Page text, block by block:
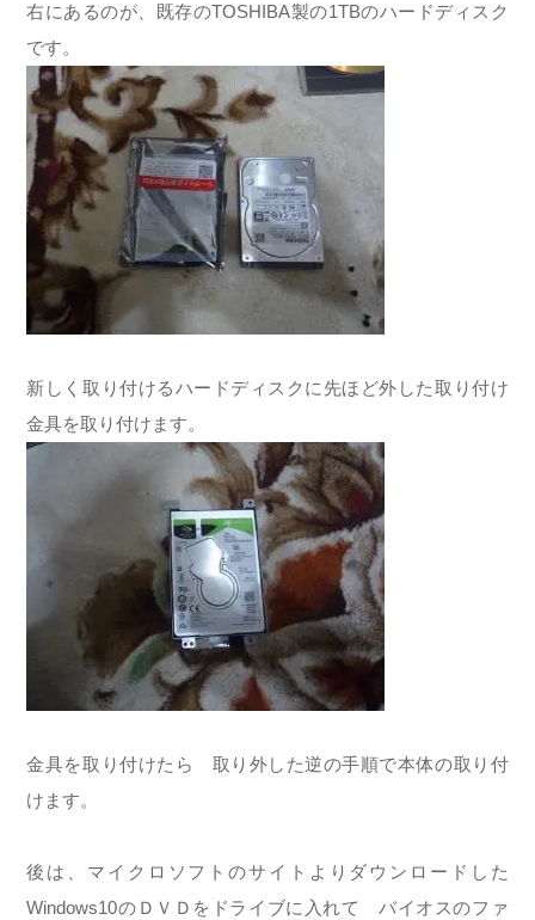
右にあるのが、既存のTOSHIBA製の1TBのハードディスク
です。
新しく取り付けるハードディスクに先ほど外した取り付け
金具を取り付けます。
金具を取り付けたら 取り外した逆の手順で本体の取り付
けます。
後は、マイクロソフトのサイトよりダウンロードした
Windows10のＤＶＤをドライブに入れて バイオスのファ